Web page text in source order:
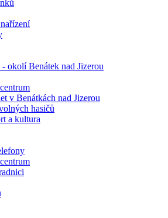
okolí Benátek nad Jizerou
v Benátkách nad Jizerou
hasičů
a kultura